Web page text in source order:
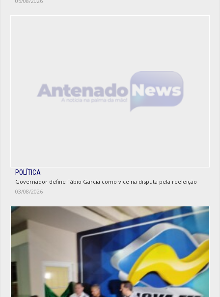
POLÍTICA
Governador define Fábio Garcia como vice na disputa pela reeleição
03/08/2026